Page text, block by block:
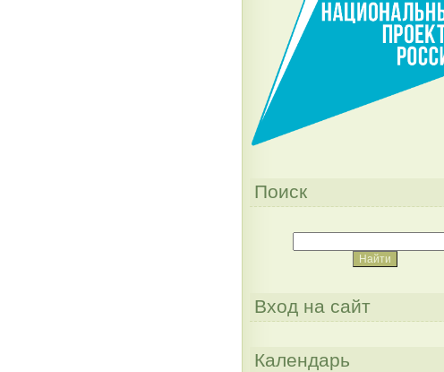
Поиск
Вход на сайт
Календарь